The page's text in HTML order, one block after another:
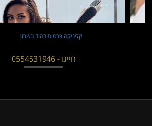
קליניקה פרטית בהוד השרון
חייגו - 0554531946